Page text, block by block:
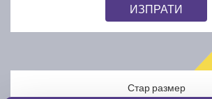
ИЗПРАТИ
Стар размер